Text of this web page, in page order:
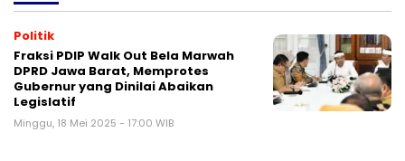
Politik
Fraksi PDIP Walk Out Bela Marwah
DPRD Jawa Barat, Memprotes
Gubernur yang Dinilai Abaikan
Legislatif
Minggu, 18 Mei 2025 - 17:00 WIB